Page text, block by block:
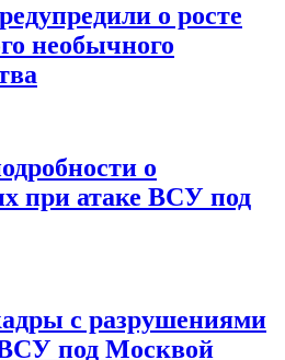
о росте
необычного
о
при атаке ВСУ под
с разрушениями
под Москвой